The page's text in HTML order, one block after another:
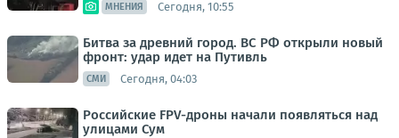
МНЕНИЯ Сегодня, 10:55
Битва за древний город. ВС РФ открыли новый
фронт: удар идет на Путивль
СМИ Сегодня, 04:03
Российские FPV-дроны начали появляться над
улицами Сум